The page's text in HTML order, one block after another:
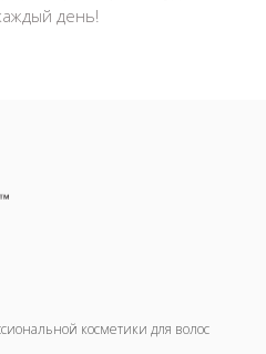
день!
косметики для волос